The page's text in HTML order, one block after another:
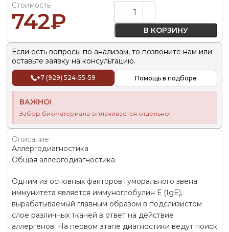
Стоимость
742₽ В КОРЗИНУ
Alternative:
Если есть вопросы по анализам, то позвоните нам или
оставьте заявку на консультацию.
+7 (929) 524-55-59 Помощь в подборе
ВАЖНО!
Забор биоматериала оплачивается отдельно!
Описание
Аллергодиагностика
Общая аллергодиагностика
Одним из основных факторов гуморального звена
иммунитета является иммуноглобулин Е (IgE),
вырабатываемый главным образом в подслизистом
слое различных тканей в ответ на действие
аллергенов. На первом этапе диагностики ведут поиск